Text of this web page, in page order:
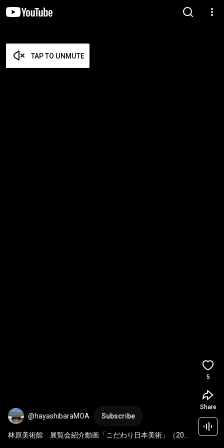
TAP TO UNMUTE
@hayashibaraMOA Subscribe
林原美術館　展覧会紹介動画「こだわり日本美術」（2026
5
Share